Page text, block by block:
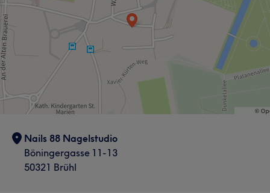
Nails 88 Nagelstudio
Böningergasse 11-13
50321 Brühl